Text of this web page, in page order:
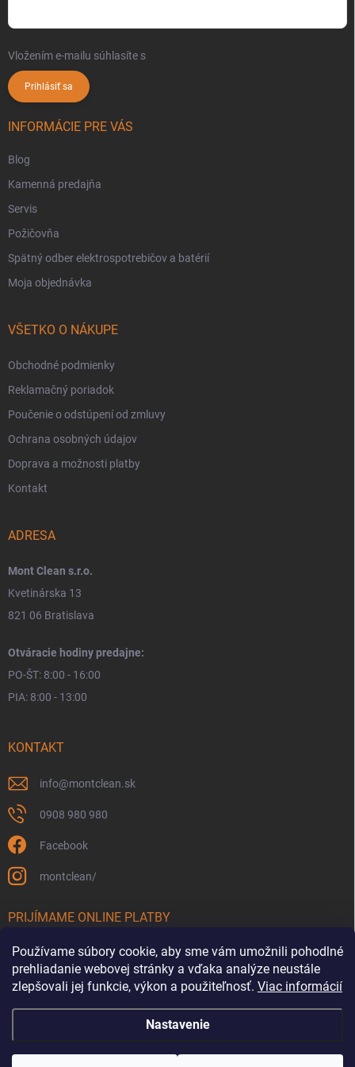
Používame súbory cookie, aby sme vám umožnili pohodlné
prehliadanie webovej stránky a vďaka analýze neustále
zlepšovali jej funkcie, výkon a použiteľnosť. Viac informácií
Nastavenie
Vložením e-mailu súhlasíte s
Prihlásiť sa
INFORMÁCIE PRE VÁS
Blog
Kamenná predajňa
Servis
Požičovňa
Spätný odber elektrospotrebičov a batérií
Moja objednávka
VŠETKO O NÁKUPE
Obchodné podmienky
Reklamačný poriadok
Poučenie o odstúpení od zmluvy
Ochrana osobných údajov
Doprava a možnosti platby
Kontakt
ADRESA
Mont Clean s.r.o.
Kvetinárska 13
821 06 Bratislava
Otváracie hodiny predajne:
PO-ŠT: 8:00 - 16:00
PIA: 8:00 - 13:00
KONTAKT
info@montclean.sk
0908 980 980
Facebook
montclean/
PRIJÍMAME ONLINE PLATBY
Copyright 2026Montclean.sk. Všetky práva vyhradené.Upraviť nastavenie